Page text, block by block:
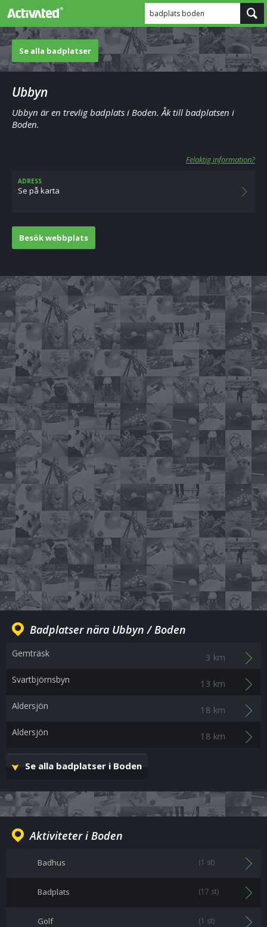
badplats boden
Se alla badplatser
Ubbyn
Ubbyn är en trevlig badplats i Boden. Åk till badplatsen i
Boden.
Felaktig information?
ADRESS
Se på karta
Besök webbplats
Badplatser nära Ubbyn / Boden
Gemträsk 3 km
Svartbjörnsbyn 13 km
Aldersjön 18 km
Aldersjön 18 km
Se alla badplatser i Boden
Aktiviteter i Boden
Badhus (1 st)
Badplats (17 st)
Golf (1 st)